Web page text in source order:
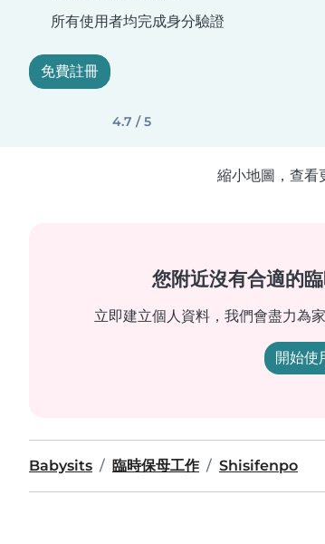
所有使用者均完成身分驗證
免費註冊
4.7 / 5
縮小地圖，查看
您附近沒有合適的
立即建立個人資料，我們會盡力為
開始使
Babysits 臨時保母工作 Shisifenpo